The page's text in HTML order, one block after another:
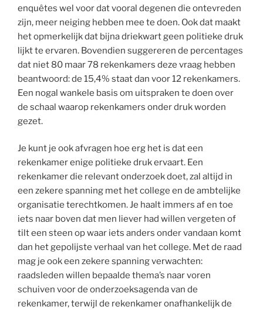
enquêtes wel voor dat vooral degenen die ontevreden
zijn, meer neiging hebben mee te doen. Ook dat maakt
het opmerkelijk dat bijna driekwart geen politieke druk
lijkt te ervaren. Bovendien suggereren de percentages
dat niet 80 maar 78 rekenkamers deze vraag hebben
beantwoord: de 15,4% staat dan voor 12 rekenkamers.
Een nogal wankele basis om uitspraken te doen over
de schaal waarop rekenkamers onder druk worden
gezet.
Je kunt je ook afvragen hoe erg het is dat een
rekenkamer enige politieke druk ervaart. Een
rekenkamer die relevant onderzoek doet, zal altijd in
een zekere spanning met het college en de ambtelijke
organisatie terechtkomen. Je haalt immers af en toe
iets naar boven dat men liever had willen vergeten of
tilt een steen op waar iets anders onder vandaan komt
dan het gepolijste verhaal van het college. Met de raad
mag je ook een zekere spanning verwachten:
raadsleden willen bepaalde thema’s naar voren
schuiven voor de onderzoeksagenda van de
rekenkamer, terwijl de rekenkamer onafhankelijk de